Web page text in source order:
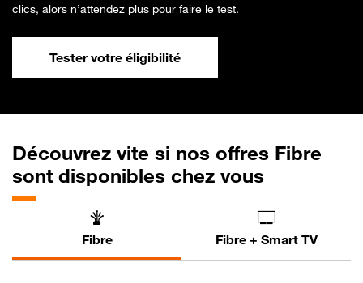
clics, alors n’attendez plus pour faire le test.
Tester votre éligibilité
Découvrez vite si nos offres Fibre
sont disponibles chez vous
Fibre Fibre + Smart TV